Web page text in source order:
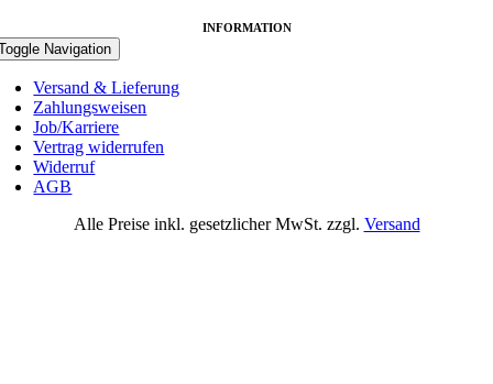
INFORMATION
Navigation
Versand & Lieferung
Zahlungsweisen
Job/Karriere
Vertrag widerrufen
Widerruf
AGB
Alle Preise inkl. gesetzlicher MwSt. zzgl. Versand